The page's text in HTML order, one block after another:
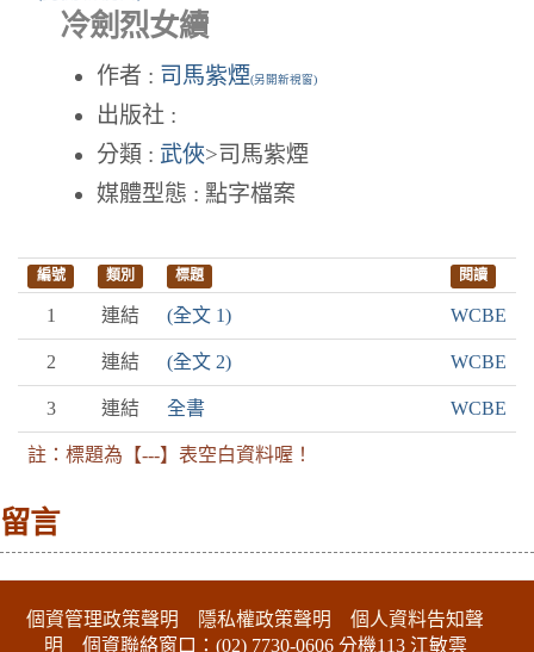
冷劍烈女續
作者 : 司馬紫煙(另開新視窗)
出版社 :
分類 : 武俠>司馬紫煙
媒體型態 : 點字檔案
編號 類別 標題 閱讀
1 連結 (全文 1) WCBE
2 連結 (全文 2) WCBE
3 連結 全書 WCBE
註：標題為【---】表空白資料喔！
留言
個資管理政策聲明 隱私權政策聲明
個人資料告知聲
明 個資聯絡窗口：(02) 7730-0606 分機113 江敏雲